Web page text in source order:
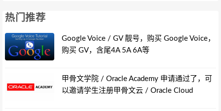
热门推荐
Google Voice / GV 靓号，购买 Google Voice，
购买 GV，含尾4A 5A 6A等
甲骨文学院 / Oracle Academy 申请通过了，可
以邀请学生注册甲骨文云 / Oracle Cloud